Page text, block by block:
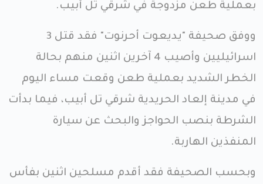
بعملية طعن مزدوجة في شرقي تل أبيب.
ووفق صحيفة "يديعوت أحرنوت" فقد قتل 3
اسرائيليين وأصيب 4 آخرين اثنين منهم بحالة
الخطر الشديد بعملية طعن وقعت مساء اليوم
في مدينة إلعاد الحريدية شرقي تل أبيب، فيما بدأت
الشرطة بنصب الحواجز والبحث عن سيارة
المنفذين الهاربة.
وبحسب الصحيفة فقد أقدم مسلحين اثنين بفأس